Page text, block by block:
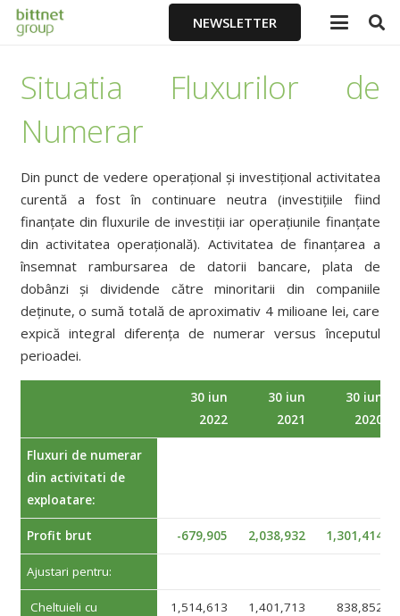
NEWSLETTER
Situatia Fluxurilor de
Numerar
Din punct de vedere operațional și investițional activitatea
curentă a fost în continuare neutra (investițiile fiind
finanțate din fluxurile de investiții iar operațiunile finanțate
din activitatea operațională). Activitatea de finanțarea a
însemnat rambursarea de datorii bancare, plata de
dobânzi și dividende către minoritarii din companiile
deținute, o sumă totală de aproximativ 4 milioane lei, care
expică integral diferența de numerar versus începutul
perioadei.
30 iun
2022
30 iun
2021
30 iun
2020
Fluxuri de numerar
din activitati de
exploatare:
Profit brut -679,905 2,038,932 1,301,414
Ajustari pentru:
Cheltuieli cu
1,514,613 1,401,713 838,852